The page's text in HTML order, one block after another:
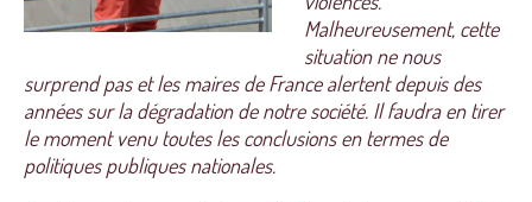
Malheureusement, cette
situation ne nous
surprend pas et les maires de France alertent depuis des
années sur la dégradation de notre société. Il faudra en tirer
le moment venu toutes les conclusions en termes de
politiques publiques nationales.